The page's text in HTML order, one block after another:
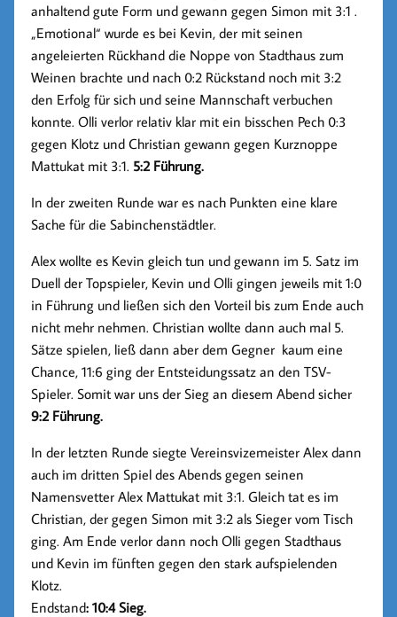
anhaltend gute Form und gewann gegen Simon mit 3:1 .
„Emotional“ wurde es bei Kevin, der mit seinen
angeleierten Rückhand die Noppe von Stadthaus zum
Weinen brachte und nach 0:2 Rückstand noch mit 3:2
den Erfolg für sich und seine Mannschaft verbuchen
konnte. Olli verlor relativ klar mit ein bisschen Pech 0:3
gegen Klotz und Christian gewann gegen Kurznoppe
Mattukat mit 3:1. 5:2 Führung.
In der zweiten Runde war es nach Punkten eine klare
Sache für die Sabinchenstädtler.
Alex wollte es Kevin gleich tun und gewann im 5. Satz im
Duell der Topspieler, Kevin und Olli gingen jeweils mit 1:0
in Führung und ließen sich den Vorteil bis zum Ende auch
nicht mehr nehmen. Christian wollte dann auch mal 5.
Sätze spielen, ließ dann aber dem Gegner kaum eine
Chance, 11:6 ging der Entsteidungssatz an den TSV-
Spieler. Somit war uns der Sieg an diesem Abend sicher
9:2 Führung.
In der letzten Runde siegte Vereinsvizemeister Alex dann
auch im dritten Spiel des Abends gegen seinen
Namensvetter Alex Mattukat mit 3:1. Gleich tat es im
Christian, der gegen Simon mit 3:2 als Sieger vom Tisch
ging. Am Ende verlor dann noch Olli gegen Stadthaus
und Kevin im fünften gegen den stark aufspielenden
Klotz.
Endstand: 10:4 Sieg.